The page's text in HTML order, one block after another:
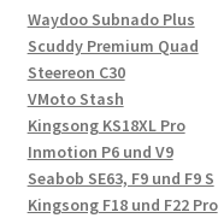
Waydoo Subnado Plus
Scuddy Premium Quad
Steereon C30
VMoto Stash
Kingsong KS18XL Pro
Inmotion P6 und V9
Seabob SE63, F9 und F9 S
Kingsong F18 und F22 Pro